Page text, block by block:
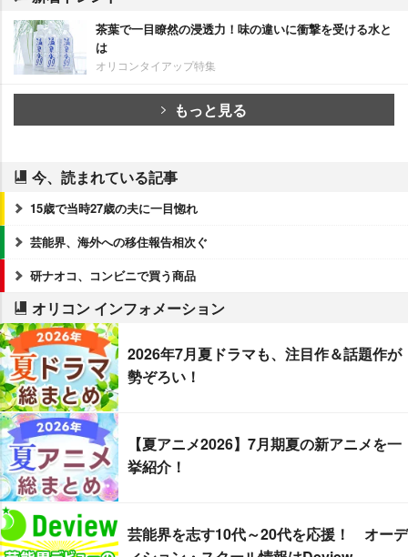
茶葉で一目瞭然の浸透力！味の違いに衝撃を受ける水と
は
オリコンタイアップ特集
もっと見る
今、読まれている記事
15歳で当時27歳の夫に一目惚れ
芸能界、海外への移住報告相次ぐ
研ナオコ、コンビニで買う商品
オリコン インフォメーション
2026年7月夏ドラマも、注目作＆話題作が
勢ぞろい！
【夏アニメ2026】7月期夏の新アニメを一
挙紹介！
芸能界を志す10代～20代を応援！ オーデ